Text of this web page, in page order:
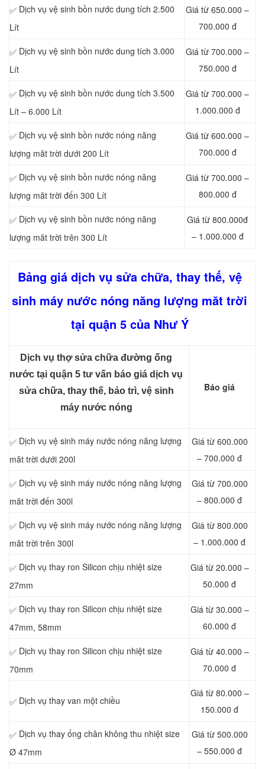
✅ Dịch vụ vệ sinh bồn nước dung tích 2.500
Lít
Giá từ 650.000 –
700.000 đ
✅ Dịch vụ vệ sinh bồn nước dung tích 3.000
Lít
Giá từ 700.000 –
750.000 đ
✅ Dịch vụ vệ sinh bồn nước dung tích 3.500
Lít – 6.000 Lít
Giá từ 700.000 –
1.000.000 đ
✅ Dịch vụ vệ sinh bồn nước nóng năng
lượng măt trời dưới 200 Lít
Giá từ 600.000 –
700.000 đ
✅ Dịch vụ vệ sinh bồn nước nóng năng
lượng măt trời đến 300 Lít
Giá từ 700.000 –
800.000 đ
✅ Dịch vụ vệ sinh bồn nước nóng năng
lượng măt trời trên 300 Lít
Giá từ 800.000đ
– 1.000.000 đ
Bảng giá dịch vụ sửa chữa, thay thế, vệ
sinh máy nước nóng năng lượng măt trời
tại quận 5 của Như Ý
Dịch vụ thợ sửa chữa đường ống
nước tại quận 5 tư vấn báo giá dịch vụ
sửa chữa, thay thế, bảo trì, vệ sinh
máy nước nóng
Báo giá
✅ Dịch vụ vệ sinh máy nước nóng năng lượng
măt trời dưới 200l
Giá từ 600.000
– 700.000 đ
✅ Dịch vụ vệ sinh máy nước nóng năng lượng
măt trời đến 300l
Giá từ 700.000
– 800.000 đ
✅ Dịch vụ vệ sinh máy nước nóng năng lượng
măt trời trên 300l
Giá từ 800.000
– 1.000.000 đ
✅ Dịch vụ thay ron Silicon chịu nhiệt size
27mm
Giá từ 20.000 –
50.000 đ
✅ Dịch vụ thay ron Silicon chịu nhiệt size
47mm, 58mm
Giá từ 30.000 –
60.000 đ
✅ Dịch vụ thay ron Silicon chịu nhiệt size
70mm
Giá từ 40.000 –
70.000 đ
✅ Dịch vụ thay van một chiều
Giá từ 80.000 –
150.000 đ
✅ Dịch vụ thay ống chân không thu nhiệt size
Ø 47mm
Giá từ 500.000
– 550.000 đ